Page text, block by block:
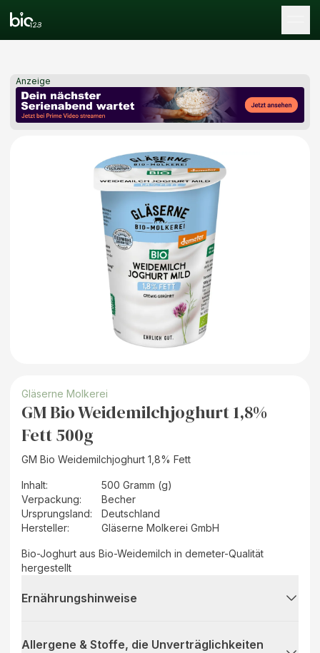
Anzeige
Gläserne Molkerei
GM Bio Weidemilchjoghurt 1,8%
Fett 500g
GM Bio Weidemilchjoghurt 1,8% Fett
Inhalt:
500 Gramm (g)
Verpackung:
Becher
Ursprungsland:
Deutschland
Hersteller: Gläserne Molkerei GmbH
Bio-Joghurt aus Bio-Weidemilch in demeter-Qualität
hergestellt
Ernährungshinweise
Allergene & Stoffe, die Unverträglichkeiten